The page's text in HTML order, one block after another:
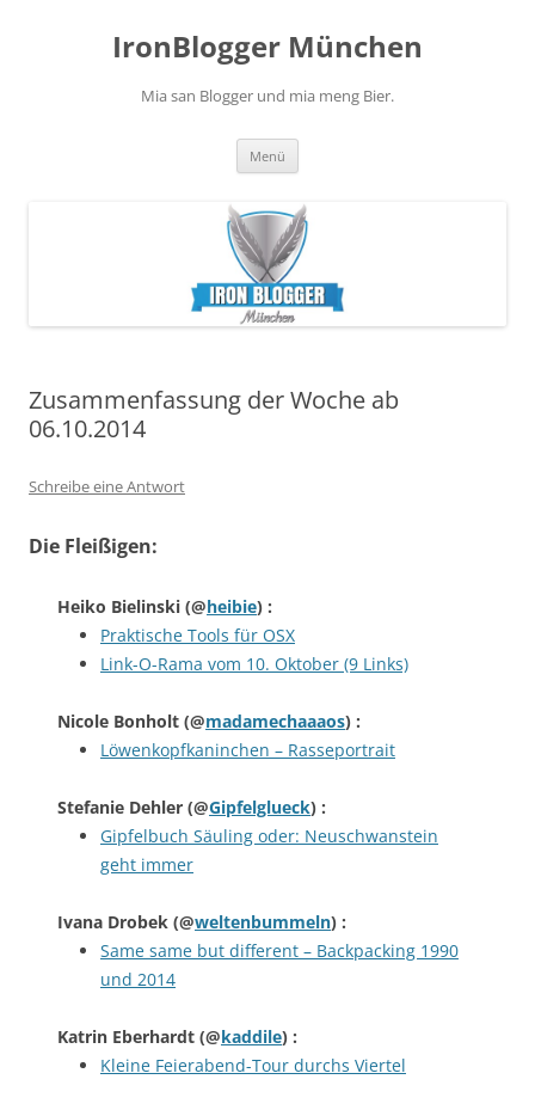
IronBlogger München
Mia san Blogger und mia meng Bier.
Menü
Zusammenfassung der Woche ab
06.10.2014
Schreibe eine Antwort
Die Fleißigen:
Heiko Bielinski (@heibie) :
Praktische Tools für OSX
Link-O-Rama vom 10. Oktober (9 Links)
Nicole Bonholt (@madamechaaaos) :
Löwenkopfkaninchen – Rasseportrait
Stefanie Dehler (@Gipfelglueck) :
Gipfelbuch Säuling oder: Neuschwanstein
geht immer
Ivana Drobek (@weltenbummeln) :
Same same but different – Backpacking 1990
und 2014
Katrin Eberhardt (@kaddile) :
Kleine Feierabend-Tour durchs Viertel